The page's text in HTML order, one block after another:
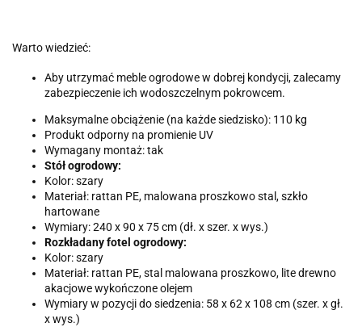
Warto wiedzieć:
Aby utrzymać meble ogrodowe w dobrej kondycji, zalecamy
zabezpieczenie ich wodoszczelnym pokrowcem.
Maksymalne obciążenie (na każde siedzisko): 110 kg
Produkt odporny na promienie UV
Wymagany montaż: tak
Stół ogrodowy:
Kolor: szary
Materiał: rattan PE, malowana proszkowo stal, szkło
hartowane
Wymiary: 240 x 90 x 75 cm (dł. x szer. x wys.)
Rozkładany fotel ogrodowy:
Kolor: szary
Materiał: rattan PE, stal malowana proszkowo, lite drewno
akacjowe wykończone olejem
Wymiary w pozycji do siedzenia: 58 x 62 x 108 cm (szer. x gł.
x wys.)